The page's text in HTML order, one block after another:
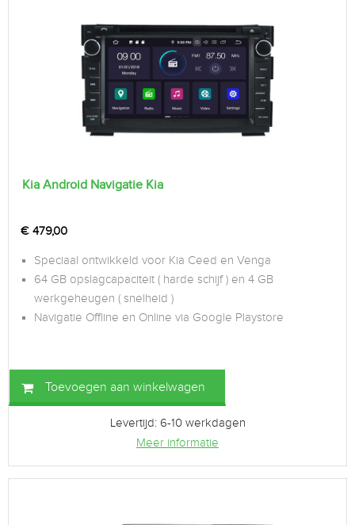
Kia Android Navigatie Kia
€ 479,00
Speciaal ontwikkeld voor Kia Ceed en Venga
64 GB opslagcapaciteit ( harde schijf ) en 4 GB
werkgeheugen ( snelheid )
Navigatie Offline en Online via Google Playstore
Toevoegen aan winkelwagen
Levertijd: 6-10 werkdagen
Meer informatie